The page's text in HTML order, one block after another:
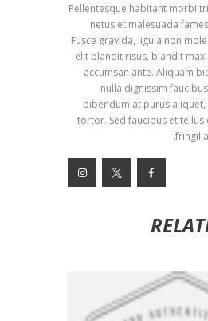
Pellentesque habitant morbi
netus et malesuada
Fusce gravida, ligula non
elit blandit risus, blandit
accumsan ante. Aliquam
nulla dignissim
bibendum at purus
tortor. Sed faucibus et tellus